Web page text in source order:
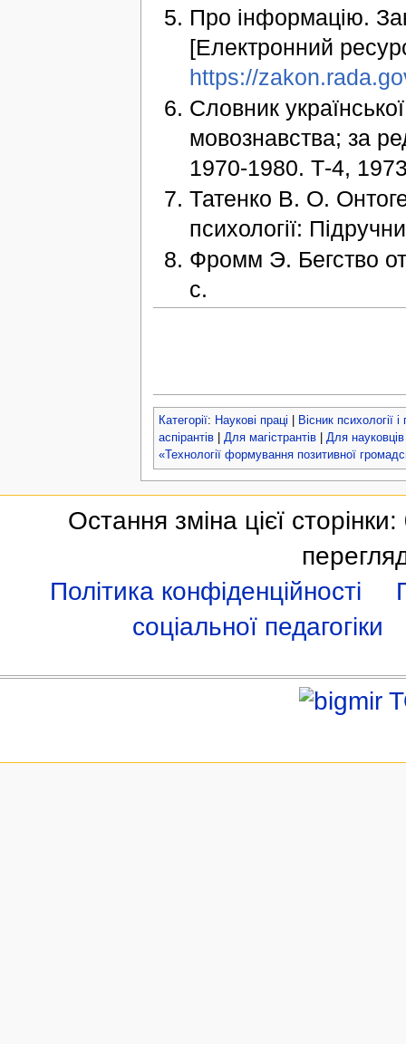
Про інформацію.
[Електронний
https://
Словник
мовознавства; за
1970-1980. Т-4,
Татенко В. О.
психології:
Фромм Э. Бегство
с.
Категорії: Наукові праці
Вісник психології
аспірантів| Для магістрантів| Для науковців
«Технології формування позитивної
Остання зміна цієї
Політика конфіденційності
соціальної педагогіки